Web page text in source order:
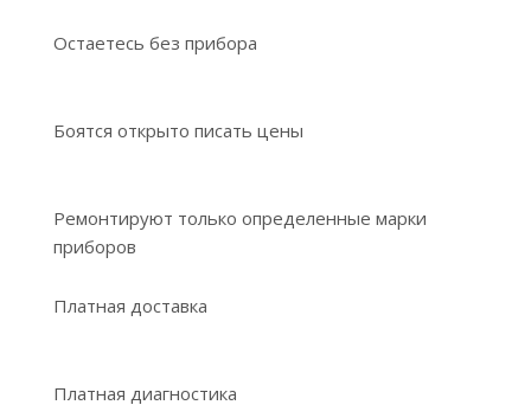
Остаетесь без прибора
Боятся открыто писать цены
Ремонтируют только определенные марки
приборов
Платная доставка
Платная диагностика